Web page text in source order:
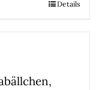
Details